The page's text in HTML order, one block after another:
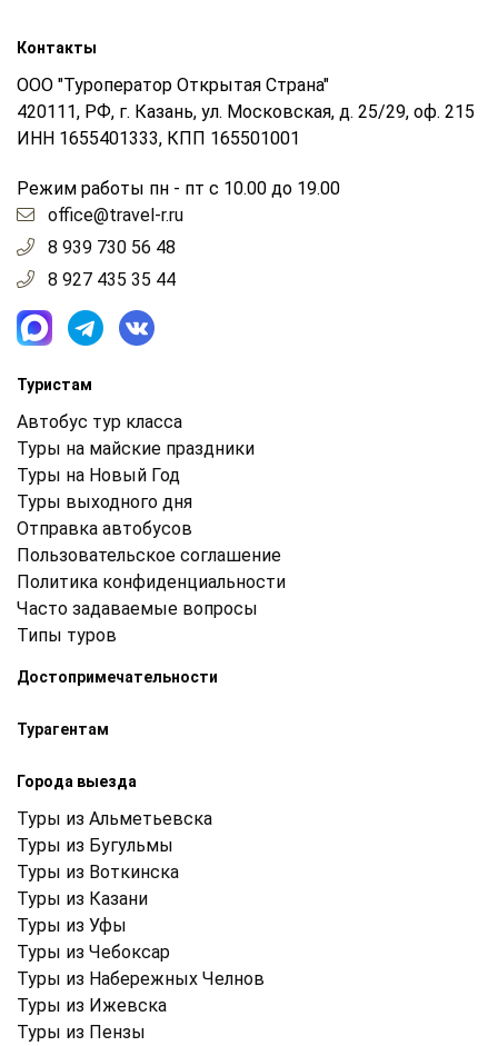
Контакты
ООО "Туроператор Открытая Страна"
420111, РФ, г. Казань, ул. Московская, д. 25/29, оф. 215
ИНН 1655401333, КПП 165501001
Режим работы пн - пт с 10.00 до 19.00
office@travel-r.ru
8 939 730 56 48
8 927 435 35 44
Туристам
Автобус тур класса
Туры на майские праздники
Туры на Новый Год
Туры выходного дня
Отправка автобусов
Пользовательское соглашение
Политика конфиденциальности
Часто задаваемые вопросы
Типы туров
Достопримечательности
Турагентам
Города выезда
Туры из Альметьевска
Туры из Бугульмы
Туры из Воткинска
Туры из Казани
Туры из Уфы
Туры из Чебоксар
Туры из Набережных Челнов
Туры из Ижевска
Туры из Пензы